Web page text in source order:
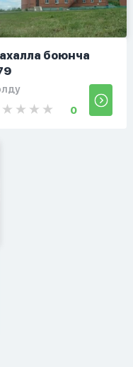
боюнча
0